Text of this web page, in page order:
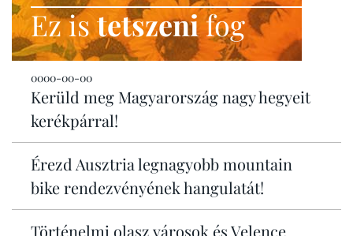
Ez istetszenifog
0000-00-00
Kerüld meg Magyarország nagy hegyeit
kerékpárral!
Érezd Ausztria legnagyobb mountain
bike rendezvényének hangulatát!
Történelmi olasz városok és Velence